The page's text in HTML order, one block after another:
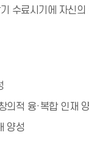
수료시기에 자신의
의적 융·복합 인재
양성